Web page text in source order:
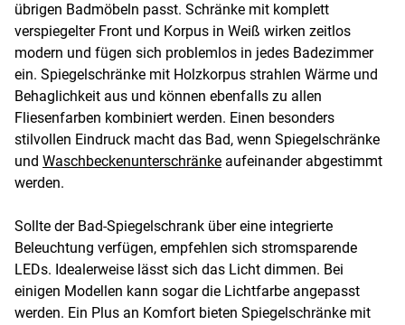
übrigen Badmöbeln passt. Schränke mit komplett
verspiegelter Front und Korpus in Weiß wirken zeitlos
modern und fügen sich problemlos in jedes Badezimmer
ein. Spiegelschränke mit Holzkorpus strahlen Wärme und
Behaglichkeit aus und können ebenfalls zu allen
Fliesenfarben kombiniert werden. Einen besonders
stilvollen Eindruck macht das Bad, wenn Spiegelschränke
und Waschbeckenunterschränke aufeinander abgestimmt
werden.
Sollte der Bad-Spiegelschrank über eine integrierte
Beleuchtung verfügen, empfehlen sich stromsparende
LEDs. Idealerweise lässt sich das Licht dimmen. Bei
einigen Modellen kann sogar die Lichtfarbe angepasst
werden. Ein Plus an Komfort bieten Spiegelschränke mit